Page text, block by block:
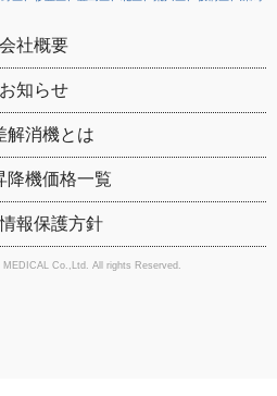
会社概要
お知らせ
解消機とは
降機価格一覧
報保護方針
Co.,Ltd. All rights Reserved.